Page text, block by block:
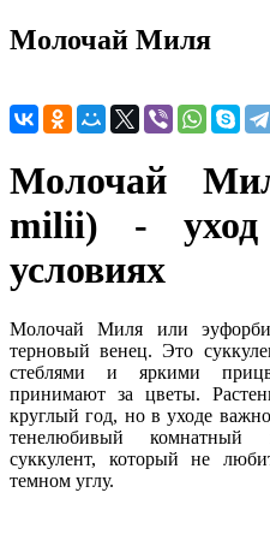
Молочай Миля
Молочай
milii) -
условиях
Молочай Миля или
терновый венец. Это
стеблями и яркими
принимают за цветы.
круглый год, но в уходе
тенелюбивый комнатный
суккулент, который не
темном углу.